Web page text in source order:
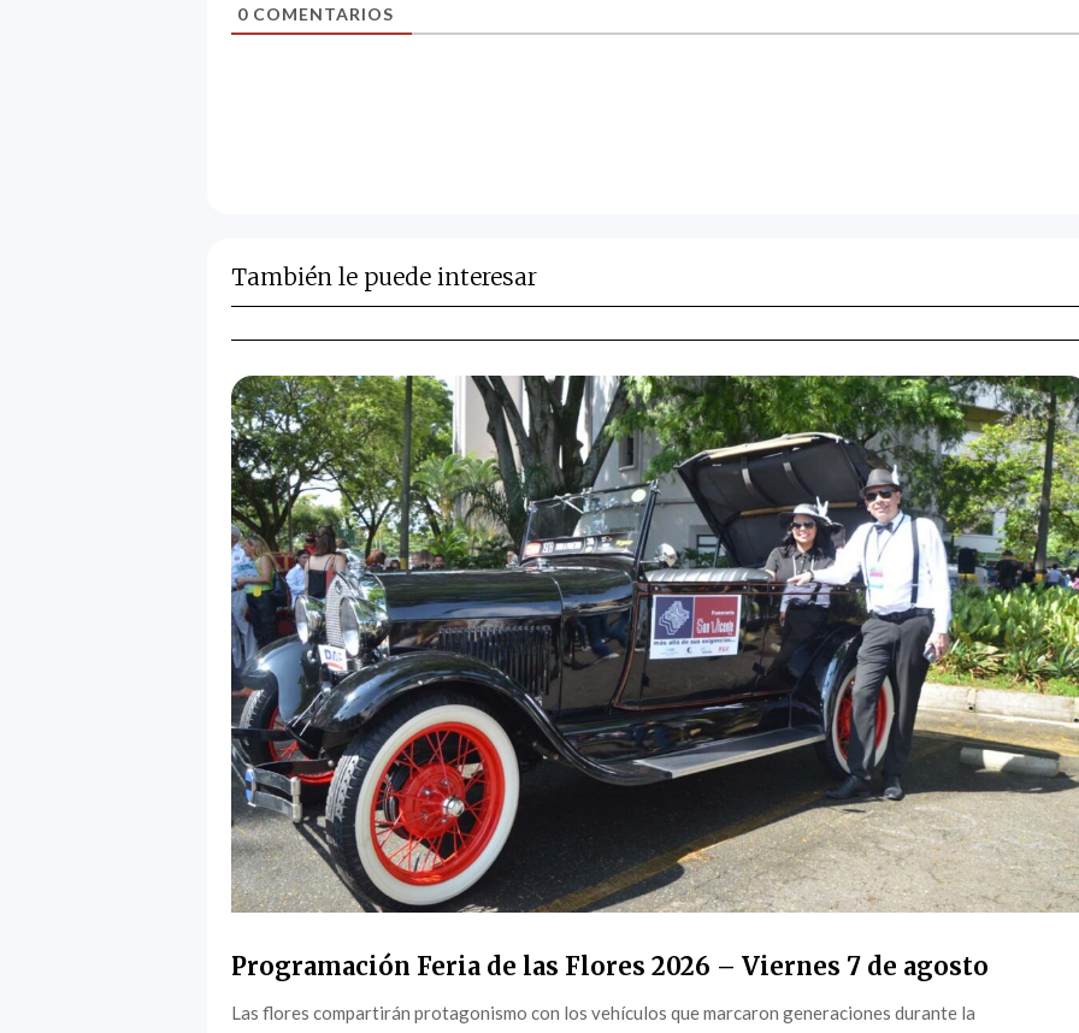
0 COMENTARIOS
También le puede interesar
Programación Feria de las Flores 2026 – Viernes 7 de agosto
Las flores compartirán protagonismo con los vehículos que marcaron generaciones durante la